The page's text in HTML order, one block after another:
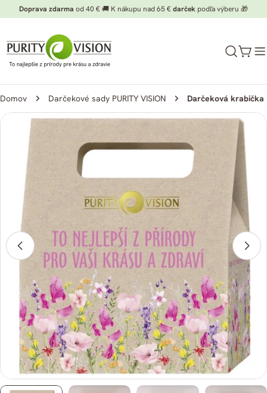
Preskočiť
obsah
Doprava zdarma od 40 € 🚚 K nákupu nad 65 €darčekpodľa výberu 🎁
Domov Darčekové sady PURITY VISION Darčeková krabička
Preskočiť
informácie
produkte
Otvorte
modálnom
režime